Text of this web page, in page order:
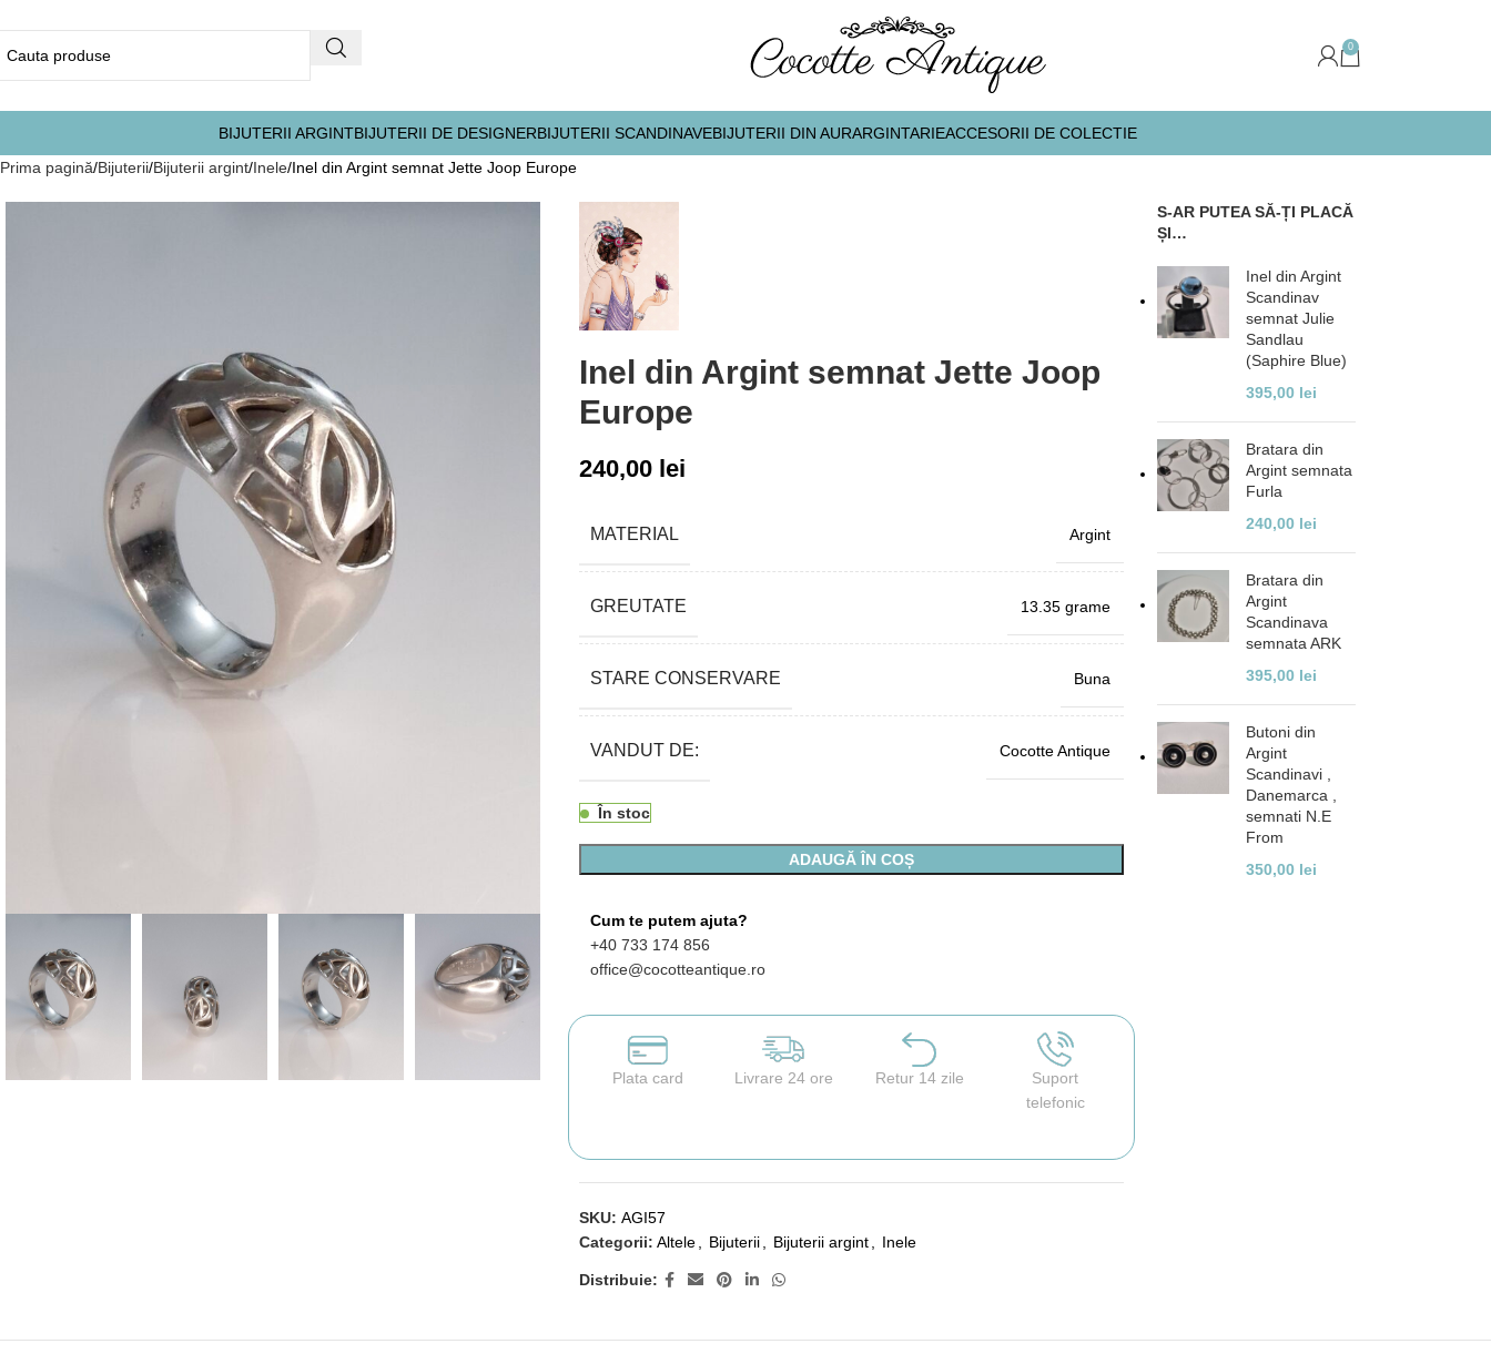
0
BIJUTERII ARGINTBIJUTERII DE DESIGNERBIJUTERII SCANDINAVEBIJUTERII DIN AURARGINTARIEACCESORII DE COLECTIE
Prima pagină Bijuterii Bijuterii argint Inele Inel din Argint semnat Jette Joop Europe
Inel din Argint semnat Jette Joop
Europe
240,00 lei
MATERIAL Argint
GREUTATE 13.35 grame
STARE CONSERVARE Buna
VANDUT DE: Cocotte Antique
În stoc
ADAUGĂ ÎN COȘ
Cum te putem ajuta?
+40 733 174 856
office@cocotteantique.ro
Plata card Livrare 24 ore Retur 14 zile
Suport
telefonic
SKU: AGI57
Categorii: Altele Bijuterii Bijuterii argint Inele
Distribuie:
S-AR PUTEA SĂ-ȚI PLACĂ
ȘI…
Inel din Argint
Scandinav
semnat Julie
Sandlau
(Saphire Blue)
395,00 lei
Bratara din
Argint semnata
Furla
240,00 lei
Bratara din
Argint
Scandinava
semnata ARK
395,00 lei
Butoni din
Argint
Scandinavi ,
Danemarca ,
semnati N.E
From
350,00 lei